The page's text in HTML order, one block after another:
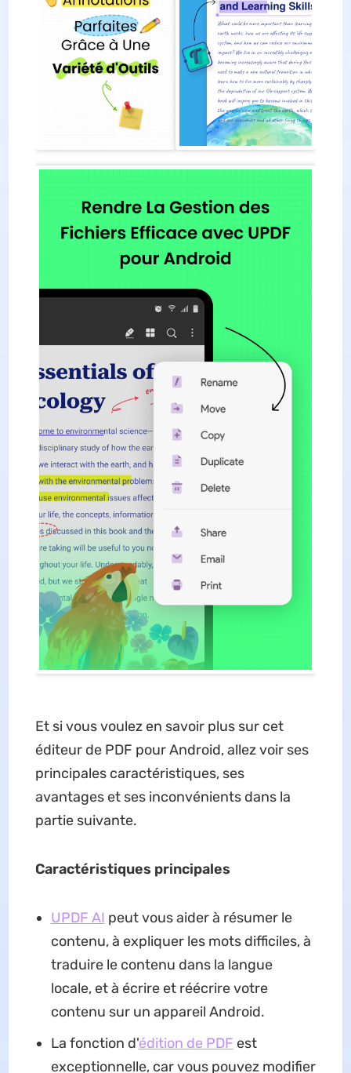
Et si vous voulez en savoir plus sur cet
éditeur de PDF pour Android, allez voir ses
principales caractéristiques, ses
avantages et ses inconvénients dans la
partie suivante.
Caractéristiques principales
UPDF AI peut vous aider à résumer le
contenu, à expliquer les mots difficiles, à
traduire le contenu dans la langue
locale, et à écrire et réécrire votre
contenu sur un appareil Android.
La fonction d'édition de PDF est
exceptionnelle, car vous pouvez modifier